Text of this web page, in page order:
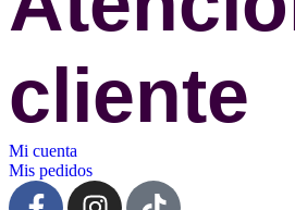
cliente
Mi cuenta
Mis pedidos